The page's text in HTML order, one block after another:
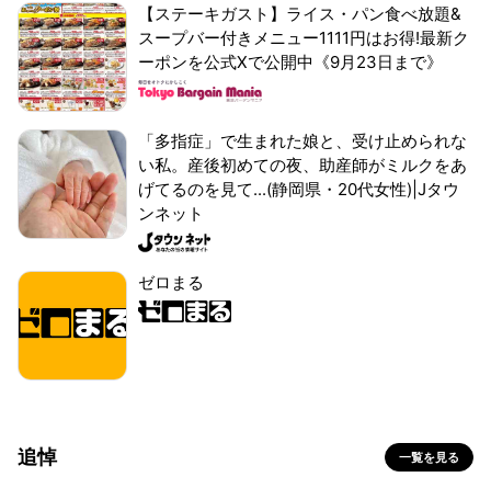
【ステーキガスト】ライス・パン食べ放題&
スープバー付きメニュー1111円はお得!最新ク
ーポンを公式Xで公開中《9月23日まで》
「多指症」で生まれた娘と、受け止められな
い私。産後初めての夜、助産師がミルクをあ
げてるのを見て...(静岡県・20代女性)|Jタウ
ンネット
ゼロまる
追悼 一覧を見る